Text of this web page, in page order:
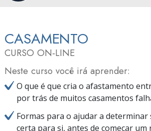
CASAMENTO
CURSO ON‑LINE
Neste curso você irá aprender:
O que é que cria o afastamento
por trás de muitos casamentos
Formas para o ajudar a determinar
certa para si, antes de começar